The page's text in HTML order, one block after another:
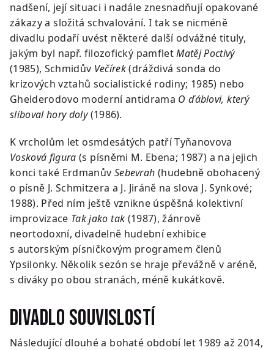
nadšení, její situaci i nadále znesnadňují opakované
zákazy a složitá schvalování. I tak se nicméně
divadlu podaří uvést některé další odvážné tituly,
jakým byl např. filozofický pamfletMatěj Poctivý
(1985), Schmidův Večírek(dráždivá sonda do
krizových vztahů socialistické rodiny; 1985) nebo
Ghelderodovo moderní antidrama O ďáblovi, který
sliboval hory doly(1986).
K vrcholům let osmdesátých patří Tyňanovova
Vosková figura (s písněmi M. Ebena; 1987) a na jejich
konci také Erdmanův Sebevrah (hudebně obohacený
o písně J. Schmitzera a J. Jiráně na slova J. Synkové;
1988). Před ním ještě vznikne úspěšná kolektivní
improvizace Tak jako tak (1987), žánrově
neortodoxní, divadelně hudební exhibice
s autorským písničkovým programem členů
Ypsilonky. Několik sezón se hraje převážně v aréně,
s diváky po obou stranách, méně kukátkově.
Divadlo souvislostí
Následující dlouhé a bohaté období let 1989 až 2014,